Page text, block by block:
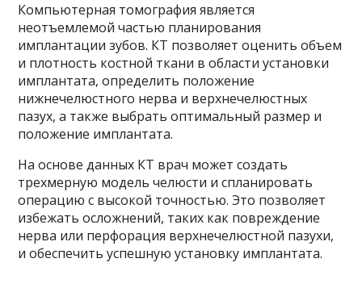
Компьютерная томография является
неотъемлемой частью планирования
имплантации зубов. КТ позволяет оценить объем
и плотность костной ткани в области установки
имплантата, определить положение
нижнечелюстного нерва и верхнечелюстных
пазух, а также выбрать оптимальный размер и
положение имплантата.
На основе данных КТ врач может создать
трехмерную модель челюсти и спланировать
операцию с высокой точностью. Это позволяет
избежать осложнений, таких как повреждение
нерва или перфорация верхнечелюстной пазухи,
и обеспечить успешную установку имплантата.